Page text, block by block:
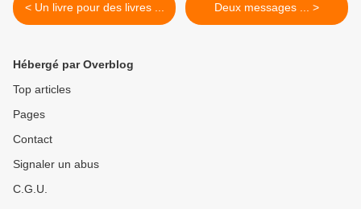
< Un livre pour des livres ... Deux messages ... >
Hébergé par Overblog
Top articles
Pages
Contact
Signaler un abus
C.G.U.